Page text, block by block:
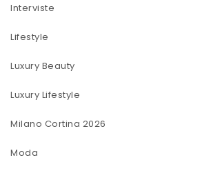
Interviste
Lifestyle
Luxury Beauty
Luxury Lifestyle
Milano Cortina 2026
Moda